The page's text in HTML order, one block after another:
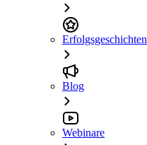
Erfolgsgeschichten
Blog
Webinare